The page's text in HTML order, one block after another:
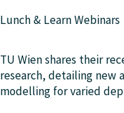
Lunch & Learn Webinars
TU Wien shares their
research, detailing new
modelling for varied